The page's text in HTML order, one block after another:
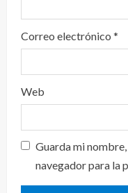
Correo electrónico *
Web
Guarda mi
navegador para la